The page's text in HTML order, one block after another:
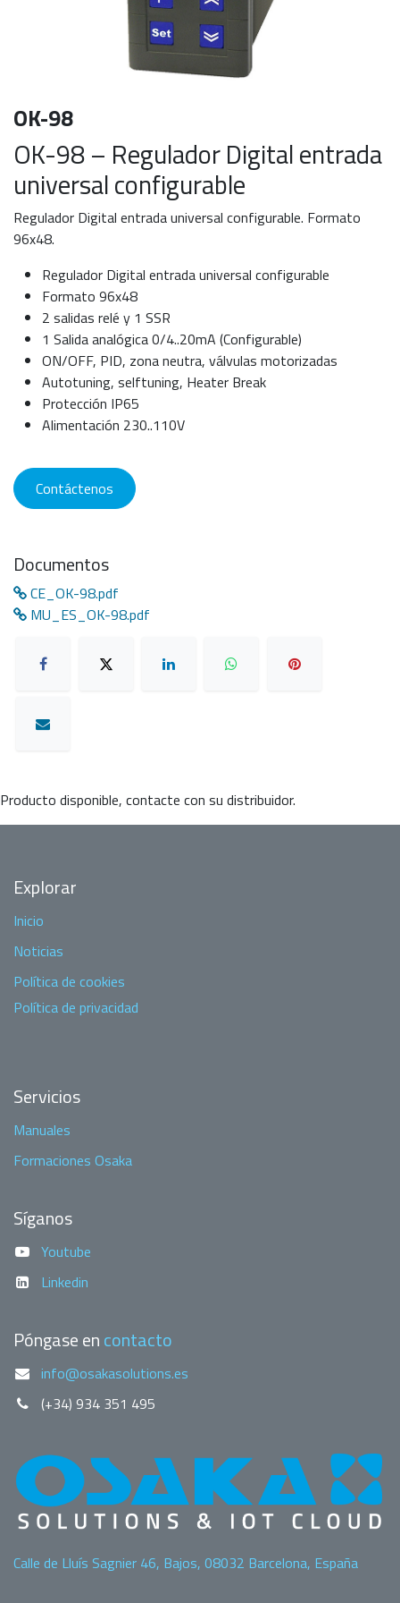
OK-98
OK-98 – Regulador Digital entrada
universal configurable
Regulador Digital entrada universal configurable. Formato
96x48.
Regulador Digital entrada universal configurable
Formato 96x48
2 salidas relé y 1 SSR
1 Salida analógica 0/4..20mA (Configurable)
ON/OFF, PID, zona neutra, válvulas motorizadas
Autotuning, selftuning, Heater Break
Protección IP65
Alimentación 230..110V
Contáctenos
Documentos
CE_OK-98.pdf
MU_ES_OK-98.pdf
Producto disponible, contacte con su distribuidor.
Explorar
Inicio
Noticias
Política de cookies
Política de privacidad
Servicios
Manuales
Formaciones Osaka
Síganos
Youtube
Linkedin
Póngase encontacto
info@osakasolutions.es
(+34) 934 351 495
Calle de Lluís Sagnier 46, Bajos, 08032 Barcelona, España